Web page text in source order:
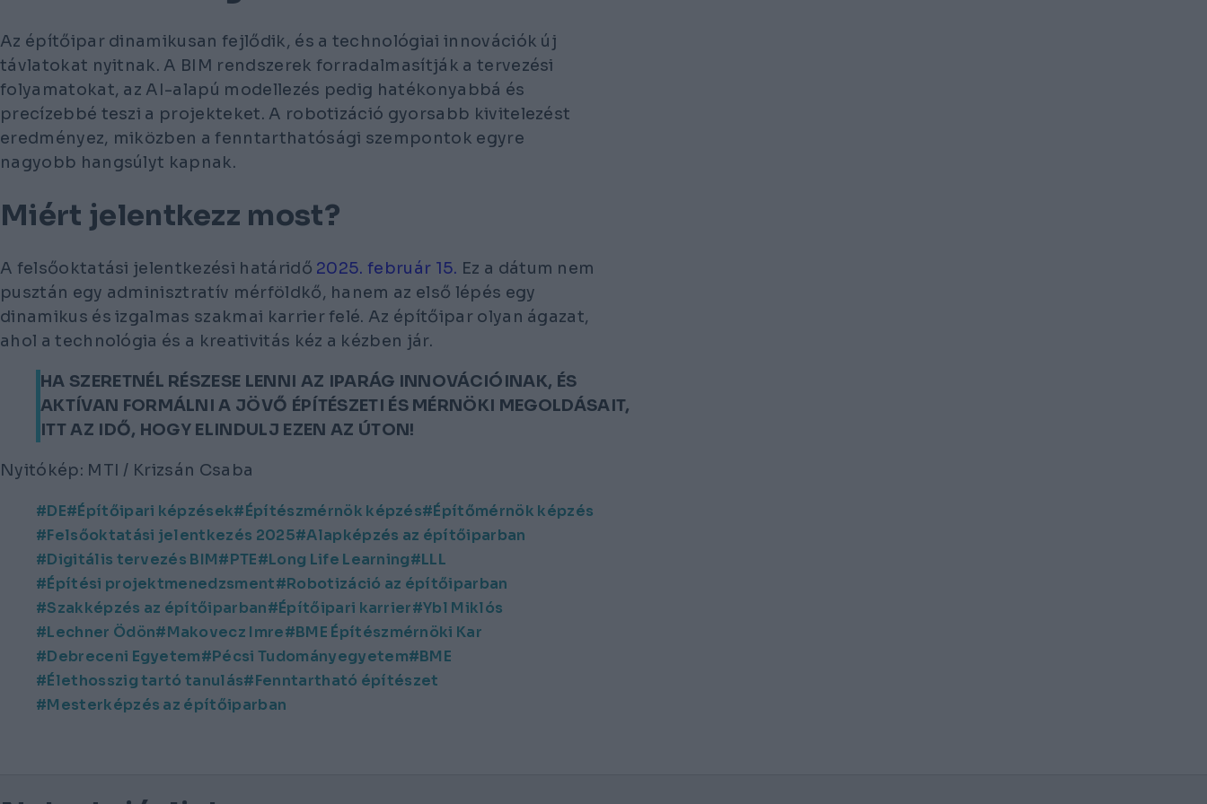
Az építőipar dinamikusan fejlődik, és a technológiai innovációk új
távlatokat nyitnak. A BIM rendszerek forradalmasítják a tervezési
folyamatokat, az AI-alapú modellezés pedig hatékonyabbá és
precízebbé teszi a projekteket. A robotizáció gyorsabb kivitelezést
eredményez, miközben a fenntarthatósági szempontok egyre
nagyobb hangsúlyt kapnak.
Miért jelentkezz most?
A felsőoktatási jelentkezési határidő 2025. február 15. Ez a dátum nem
pusztán egy adminisztratív mérföldkő, hanem az első lépés egy
dinamikus és izgalmas szakmai karrier felé. Az építőipar olyan ágazat,
ahol a technológia és a kreativitás kéz a kézben jár.
HA SZERETNÉL RÉSZESE LENNI AZ IPARÁG INNOVÁCIÓINAK, ÉS
AKTÍVAN FORMÁLNI A JÖVŐ ÉPÍTÉSZETI ÉS MÉRNÖKI MEGOLDÁSAIT,
ITT AZ IDŐ, HOGY ELINDULJ EZEN AZ ÚTON!
Nyitókép: MTI / Krizsán Csaba
DE Építőipari képzések Építészmérnök képzés
Építőmérnök képzés
Felsőoktatási jelentkezés 2025
Alapképzés az építőiparban
Digitális tervezés BIM
PTE Long Life Learning
LLL
Építési projektmenedzsment
Robotizáció az építőiparban
Szakképzés az építőiparban
Építőipari karrier
Ybl Miklós
Lechner Ödön
Makovecz Imre
BME Építészmérnöki Kar
Debreceni Egyetem
Pécsi Tudományegyetem
BME
Élethosszig tartó tanulás
Fenntartható építészet
Mesterképzés az építőiparban